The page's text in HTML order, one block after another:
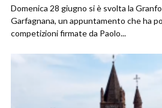
Domenica 28 giugno si è svolta la
Garfagnana, un appuntamento che ha
competizioni firmate da Paolo...